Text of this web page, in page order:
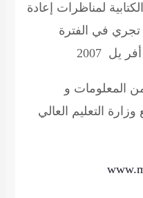
لمناظرات إعادة
الجامعي لدورة 2007 تجري في الفترة
المعلومات و
التعليم العالي